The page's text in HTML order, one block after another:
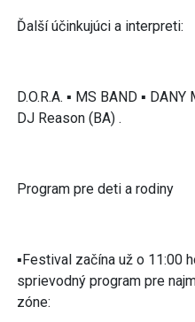
Ďalší účinkujúci a interpreti:
D.O.R.A. ▪︎ MS BAND ▪︎
DJ Reason (BA) .
Program pre deti a rodiny
▪︎Festival začína už o 11:00
sprievodný program pre
zóne: